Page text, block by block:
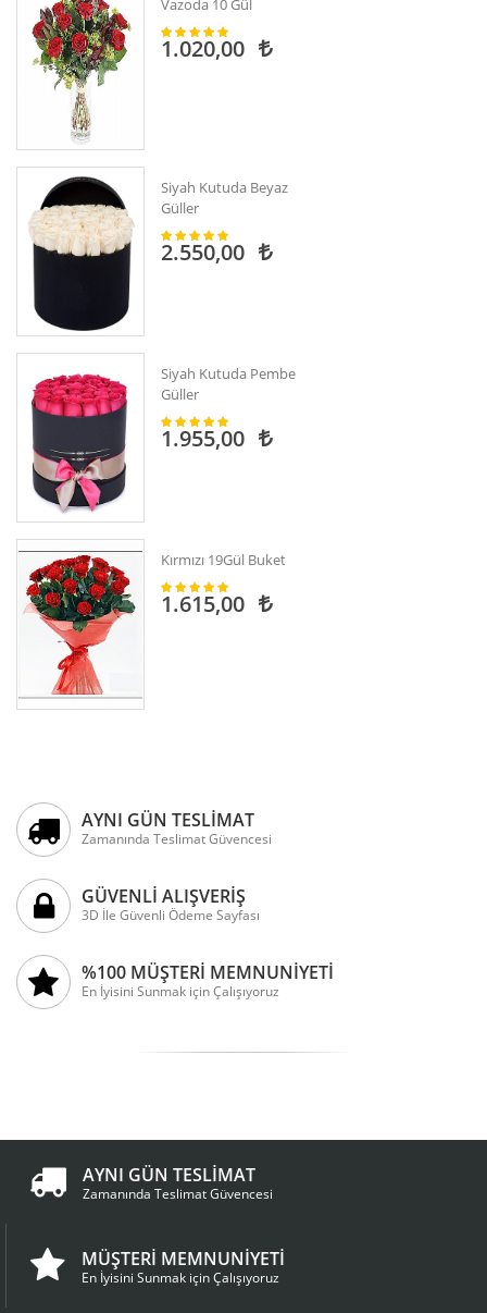
1.020,00
Siyah Kutuda Beyaz
Güller
2.550,00
Siyah Kutuda Pembe
Güller
1.955,00
Kırmızı 19Gül Buket
1.615,00
AYNI GÜN TESLİMAT
Zamanında Teslimat Güvencesi
GÜVENLİ ALIŞVERİŞ
3D İle Güvenli Ödeme Sayfası
%100 MÜŞTERİ MEMNUNİYETİ
En İyisini Sunmak için Çalışıyoruz
AYNI GÜN TESLİMAT
Zamanında Teslimat Güvencesi
MÜŞTERİ MEMNUNİYETİ
En İyisini Sunmak için Çalışıyoruz